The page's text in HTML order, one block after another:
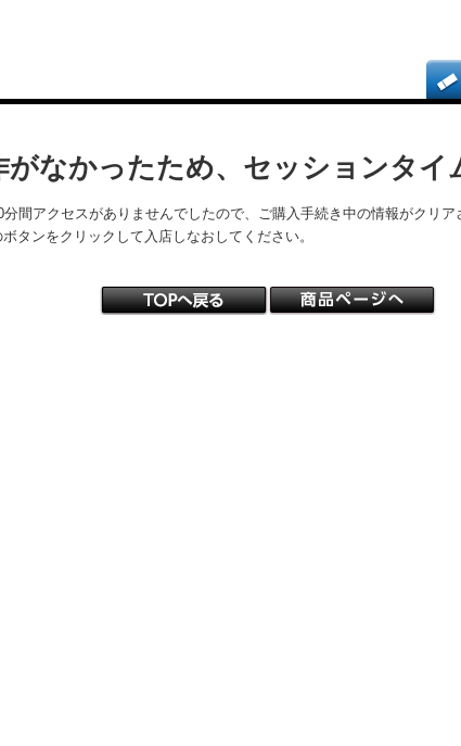
がなかったため、セッションタイ
間アクセスがありませんでしたので、ご購入手続き中の情報がクリア
タンをクリックして入店しなおしてください。